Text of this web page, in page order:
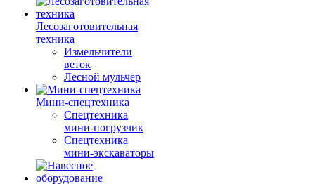
Лесозаготовительная
техника
Измельчители
веток
Лесной мульчер
Мини-спецтехника
Спецтехника
мини-погрузчик
Спецтехника
мини-экскаваторы